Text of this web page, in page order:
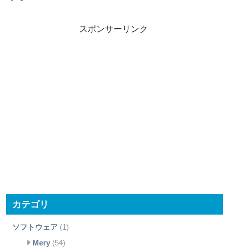
スポンサーリンク
カテゴリ
ソフトウェア(1)
Mery(54)